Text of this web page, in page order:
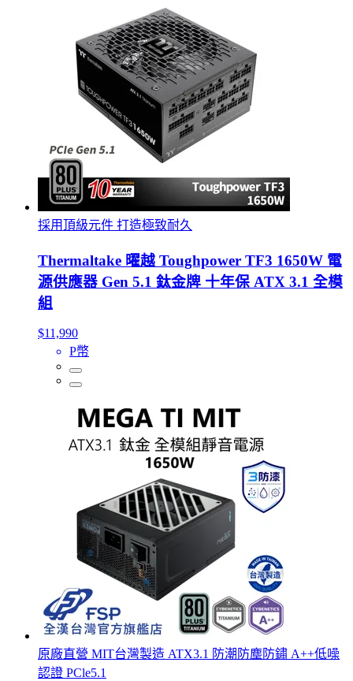
採用頂級元件 打造極致耐久
Thermaltake 曜越 Toughpower TF3 1650W 電
源供應器 Gen 5.1 鈦金牌 十年保 ATX 3.1 全模
組
$11,990
P幣
原廠直營 MIT台灣製造 ATX3.1 防潮防塵防鏽 A++低噪
認證 PCle5.1